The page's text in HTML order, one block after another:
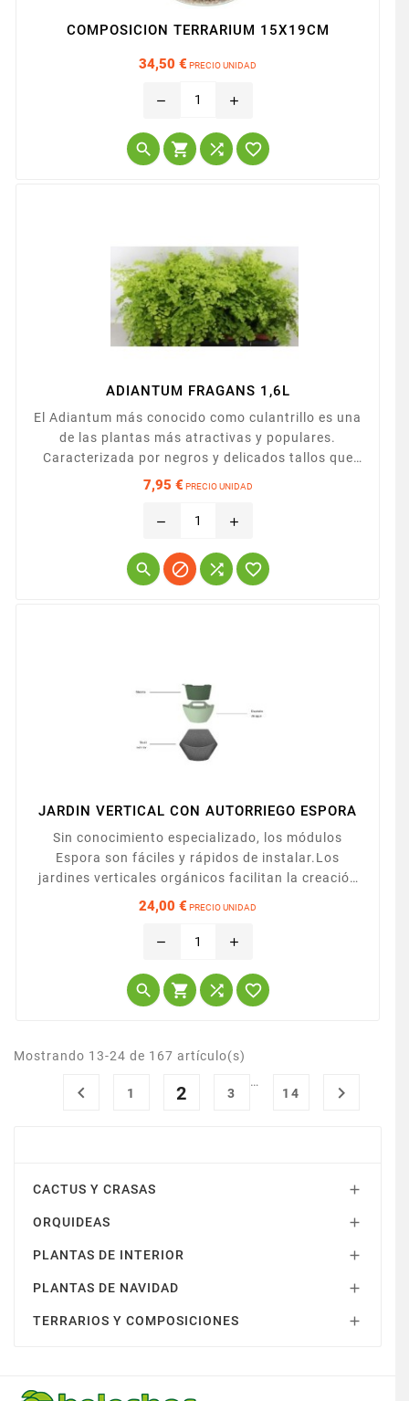
COMPOSICION TERRARIUM 15X19CM
34,50 € PRECIO UNIDAD
remove add
   
ADIANTUM FRAGANS 1,6L
El Adiantum más conocido como culantrillo es una
de las plantas más atractivas y populares.
Caracterizada por negros y delicados tallos que
recuerdan el cabello de una mujer. Es una planta
un rizoma aparente.
7,95 € PRECIO UNIDAD
remove add
   
JARDIN VERTICAL CON AUTORRIEGO ESPORA
Sin conocimiento especializado, los módulos
Espora son fáciles y rápidos de instalar.Los
jardines verticales orgánicos facilitan la creación
de espacios verdes. Ya sea en casa o en el trabajo
podemos beneficiarnos de una mejor calidad del
aire y neutralizar la contaminación que provocan
entre otros. Los módulos están formados por uns
funda de...
24,00 € PRECIO UNIDAD
remove add
   
Mostrando 13-24 de 167 artículo(s)
 1 2 3
…
14

CACTUS Y CRASAS 
ORQUIDEAS 
PLANTAS DE INTERIOR 
PLANTAS DE NAVIDAD 
TERRARIOS Y COMPOSICIONES 